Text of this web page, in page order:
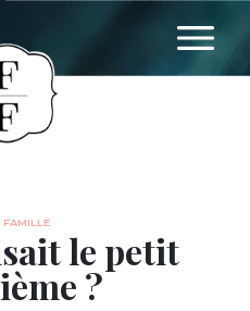
FAMILLE
le petit
?